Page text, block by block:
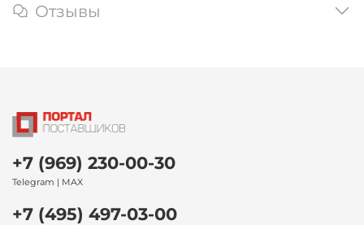
Отзывы
+7 (969) 230-00-30
Telegram | MAX
+7 (495) 497-03-00